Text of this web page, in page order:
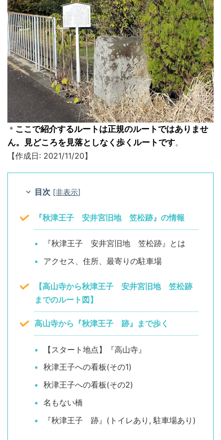
＊ ここで紹介するルートは正規のルートではありませ
ん。見どころを見落としなく歩くルートです。
【作成日: 2021/11/20】
目次 [非表示]
『秋津王子 安井宮旧地 笠松跡』の情報
『秋津王子 安井宮旧地 笠松跡』とは
アクセス、住所、最寄りの駐車場
【高山寺から秋津王子 安井宮旧地 笠松跡
までのルート図】
高山寺から『秋津王子 跡』まで歩く
【スタート地点】『高山寺』
秋津王子への看板(その1)
秋津王子への看板(その2)
名もない橋
『秋津王子 跡』(トイレあり, 駐車場あり)